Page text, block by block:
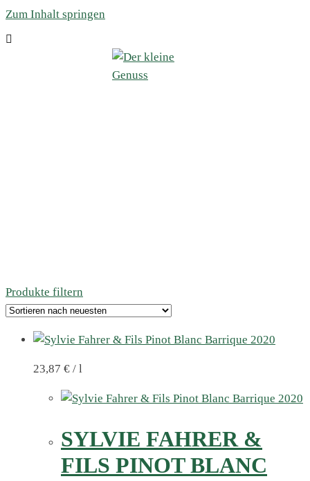
Zum Inhalt springen
Produkte filtern
23,87 € / l
SYLVIE FAHRER &
FILS PINOT BLANC